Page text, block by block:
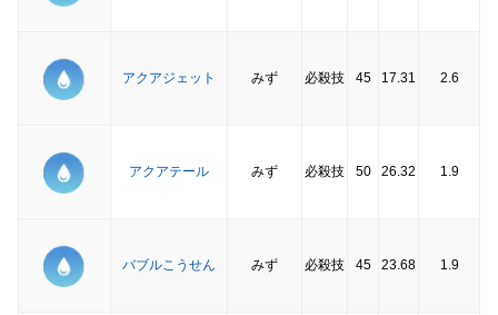
アクアジェット みず 必殺技 45 17.31 2.6
アクアテール みず 必殺技 50 26.32 1.9
バブルこうせん みず 必殺技 45 23.68 1.9